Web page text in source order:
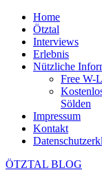
Home
Ötztal
Interviews
Erlebnis
Nützliche
Free W-
Sölden
Impressum
Kontakt
ÖTZTAL BLOG